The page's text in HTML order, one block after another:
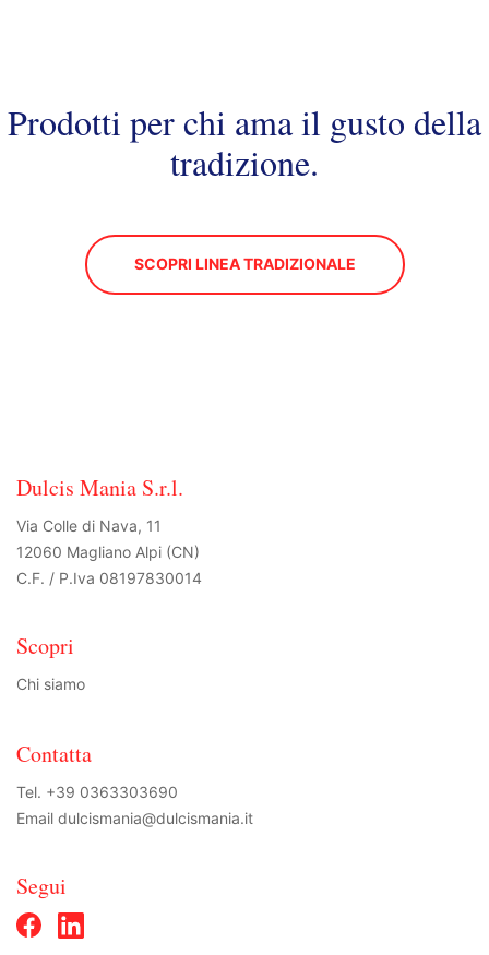
Prodotti per chi ama il gusto della
tradizione.
SCOPRI LINEA TRADIZIONALE
Dulcis Mania S.r.l.
Via Colle di Nava, 11
12060 Magliano Alpi (CN)
C.F. / P.Iva 08197830014
Scopri
Chi siamo
Contatta
Tel. +39 0363303690
Email dulcismania@dulcismania.it
Segui